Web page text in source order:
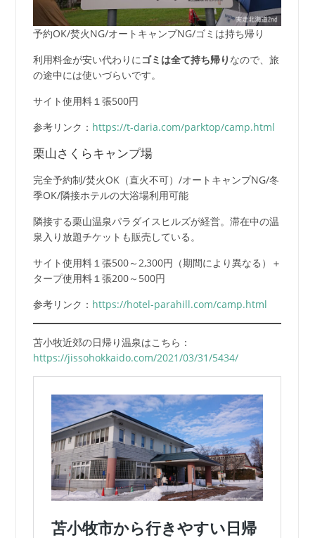
予約OK/焚火NG/オートキャンプNG/ゴミは持ち帰り
利用料金が安い代わりにゴミは全て持ち帰り なので、旅
の途中には使いづらいです。
サイト使用料１張500円
参考リンク： https://t-daria.com/parktop/camp.html
栗山さくらキャンプ場
完全予約制/焚火OK（直火不可）/オートキャンプNG/冬
季OK/隣接ホテルの大浴場利用可能
隣接する栗山温泉パラダイスヒルズが経営。滞在中の温
泉入り放題チケットも販売している。
サイト使用料１張500～2,300円（期間により異なる）＋
タープ使用料１張200～500円
参考リンク： https://hotel-parahill.com/camp.html
苫小牧近郊の日帰り温泉はこちら：
https://jissohokkaido.com/2021/03/31/5434/